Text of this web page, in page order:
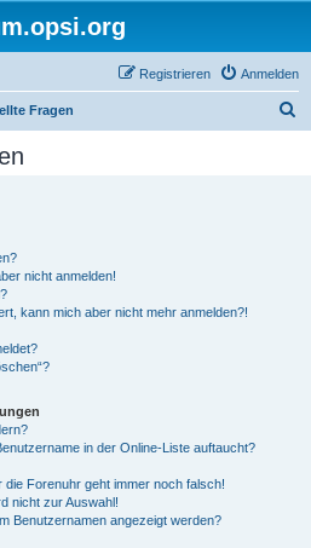
Anmelden
Registrieren
Fragen
nicht anmelden!
kann mich aber nicht mehr anmelden?!
in der Online-Liste auftaucht?
Forenuhr geht immer noch falsch!
nicht zur Auswahl!
Benutzernamen angezeigt werden?